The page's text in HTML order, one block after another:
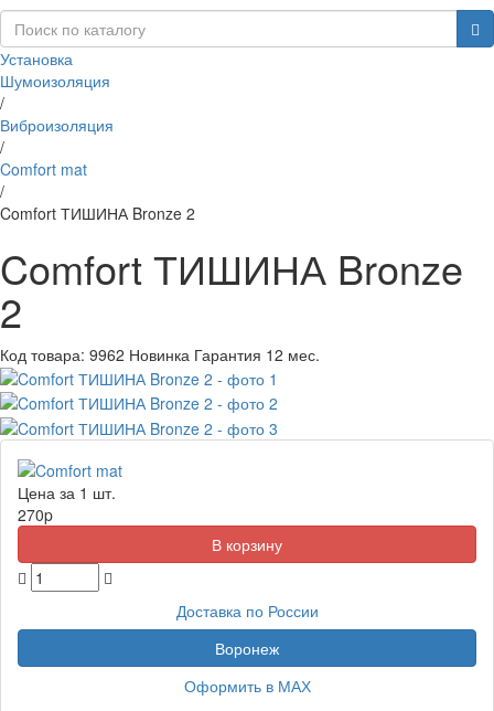
Установка
Шумоизоляция
/
Виброизоляция
/
Comfort mat
/
Comfort ТИШИНА Bronze 2
Comfort ТИШИНА Bronze
2
Код товара: 9962 Новинка Гарантия 12 мес.
Цена за 1 шт.
270p
Доставка по России
Воронеж
Оформить в МАХ